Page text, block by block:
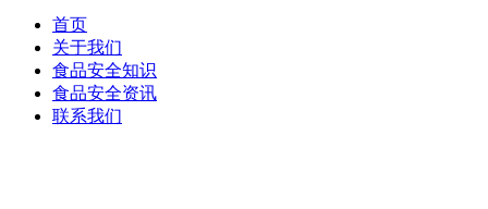
首页
关于我们
食品安全知识
食品安全资讯
联系我们